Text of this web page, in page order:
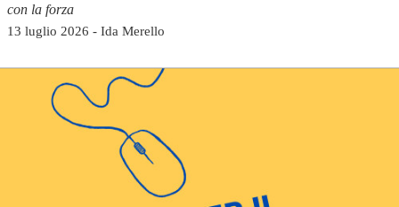
con la forza
13 luglio 2026 - Ida Merello